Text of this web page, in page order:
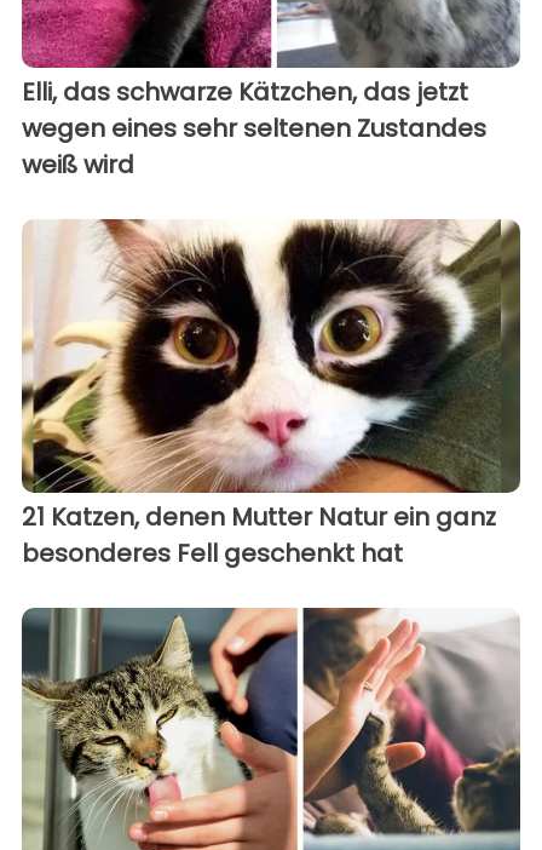
Elli, das schwarze Kätzchen, das jetzt
wegen eines sehr seltenen Zustandes
weiß wird
21 Katzen, denen Mutter Natur ein ganz
besonderes Fell geschenkt hat